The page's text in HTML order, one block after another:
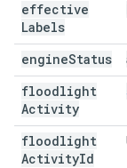
effective
Labels
engineStatus
floodlight
Activity
floodlight
ActivityId